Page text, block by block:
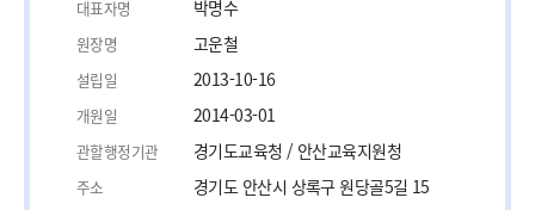
대표자명 박명수
원장명 고운철
설립일 2013-10-16
개원일 2014-03-01
관할행정기관 경기도교육청 / 안산교육지원청
주소 경기도 안산시 상록구 원당골5길 15